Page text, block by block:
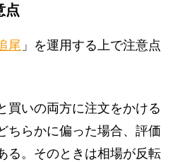
点
尾 」を運用する上で注意点
いの両方に注文をかける
ちらかに偏った場合、評価
る。そのときは相場が反転